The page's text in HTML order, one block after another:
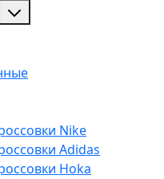
Nike
Adidas
Hoka